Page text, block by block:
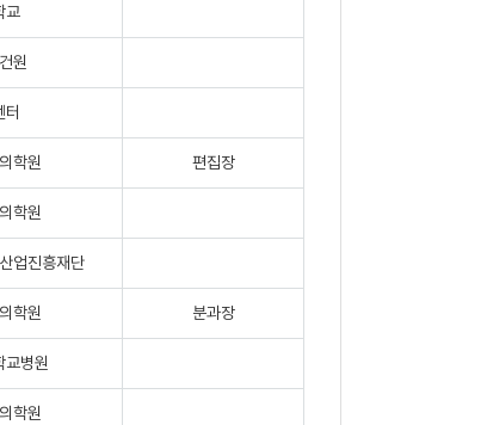
교
원
터
학원 편집장
학원
업진흥재단
학원 분과장
교병원
학원